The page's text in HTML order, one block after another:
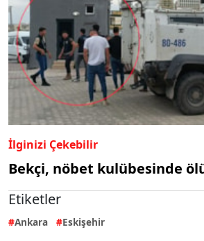
İlginizi Çekebilir
Bekçi, nöbet kulübesinde
Etiketler
Ankara Eskişehir